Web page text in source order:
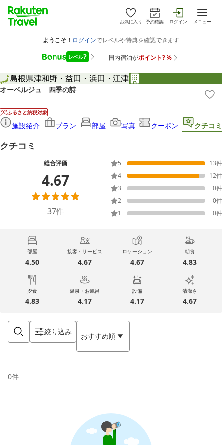
お気に入り 予約確認 ログイン メニュー
島根県津和野・益田・浜田・江津
オーベルジュ 四季の詩
ふるさと納税対象
施設紹介 プラン 部屋 写真 クーポン クチコミ
クチコミ
総合評価
4.67
37件
5 13件
4
12件
3
0件
2
0件
1
0件
部屋
4.50
接客・サービス
4.67
ロケーション
4.67
朝食
4.83
夕食
4.83
温泉・お風呂
4.17
設備
4.17
清潔さ
4.67
絞り込み おすすめ順
0件